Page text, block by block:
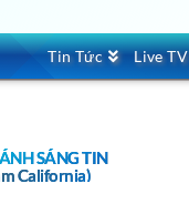
Tin Tức Live TV
SÁNG TIN
California)